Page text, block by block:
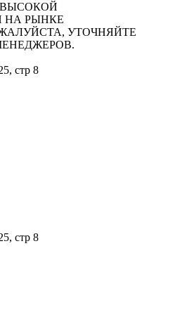
НА РЫНКЕ
УТОЧНЯЙТЕ
стр 8
стр 8